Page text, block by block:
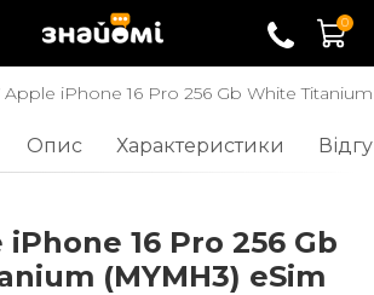
0
Apple iPhone 16 Pro 256 Gb White
Опис Характеристики
16 Pro 256 Gb
(MYMH3) eSim